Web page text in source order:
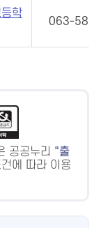
학
063-583-
공공누리
출
에 따라 이용